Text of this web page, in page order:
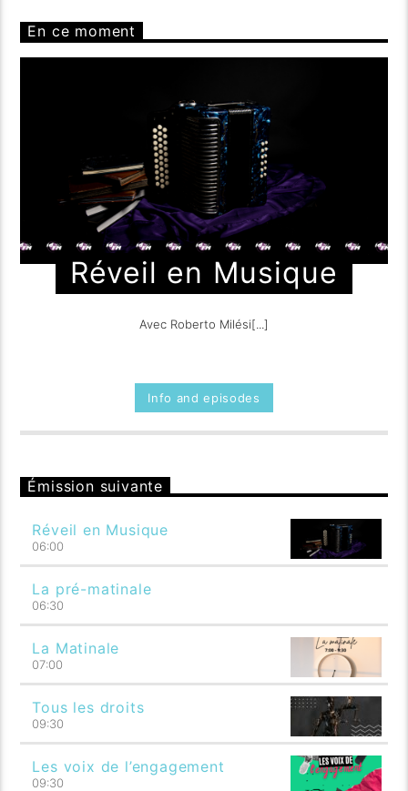
En ce moment
Réveil en Musique
Avec Roberto Milési[...]
Info and episodes
Émission suivante
Réveil en Musique
06:00
La pré-matinale
06:30
La Matinale
07:00
Tous les droits
09:30
Les voix de l’engagement
09:30